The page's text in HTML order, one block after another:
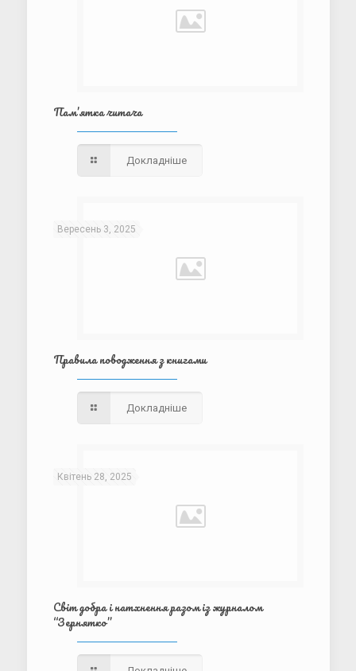
Пам’ятка читача
Докладніше
Вересень 3, 2025
Правила поводження з книгами
Докладніше
Квітень 28, 2025
Світ добра і натхнення разом із журналом
“Зернятко”